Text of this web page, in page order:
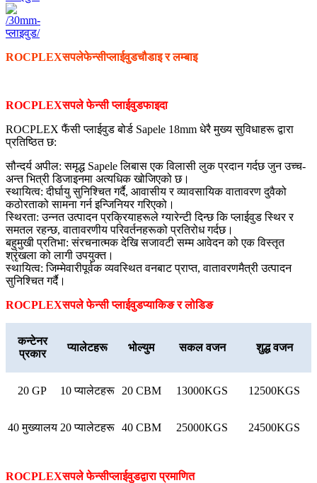
ROCPLEXसपलेफेन्सीप्लाईवुडचौडाइ र लम्बाइ
ROCPLEXसपले फेन्सी प्लाईवुडफाइदा
ROCPLEX फैंसी प्लाईवुड बोर्ड Sapele 18mm धेरै मुख्य सुविधाहरू द्वारा
प्रतिष्ठित छ:
सौन्दर्य अपील: समृद्ध Sapele लिबास एक विलासी लुक प्रदान गर्दछ जुन उच्च-
अन्त भित्री डिजाइनमा अत्यधिक खोजिएको छ।
स्थायित्व: दीर्घायु सुनिश्चित गर्दै, आवासीय र व्यावसायिक वातावरण दुवैको
कठोरताको सामना गर्न इन्जिनियर गरिएको।
स्थिरता: उन्नत उत्पादन प्रक्रियाहरूले ग्यारेन्टी दिन्छ कि प्लाईवुड स्थिर र
समतल रहन्छ, वातावरणीय परिवर्तनहरूको प्रतिरोध गर्दछ।
बहुमुखी प्रतिभा: संरचनात्मक देखि सजावटी सम्म आवेदन को एक विस्तृत
श्रृंखला को लागी उपयुक्त।
स्थायित्व: जिम्मेवारीपूर्वक व्यवस्थित वनबाट प्राप्त, वातावरणमैत्री उत्पादन
सुनिश्चित गर्दै।
ROCPLEXसपले फेन्सी प्लाईवुडप्याकिङ र लोडिङ
कन्टेनर
प्रकार
प्यालेटहरू भोल्युम सकल वजन शुद्ध वजन
20 GP 10 प्यालेटहरू 20 CBM 13000KGS 12500KGS
40 मुख्यालय 20 प्यालेटहरू 40 CBM 25000KGS 24500KGS
ROCPLEXसपले फेन्सीप्लाईवुडद्वारा प्रमाणित